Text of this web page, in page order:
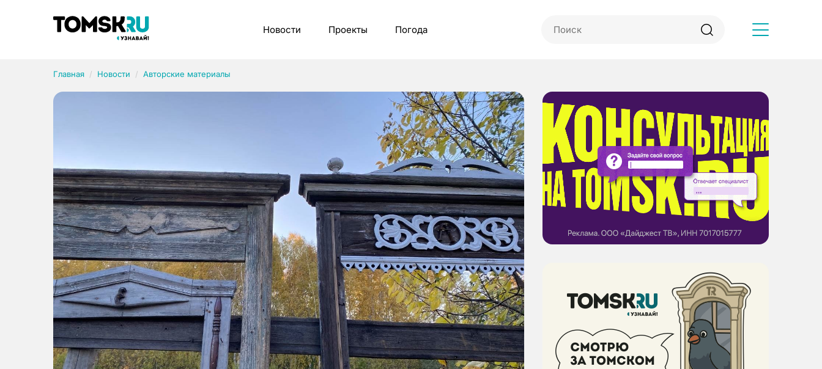
Новости Проекты Погода
Главная Новости Авторские материалы
Рубрики